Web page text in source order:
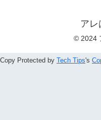
アレ
© 2024
Copy Protected by Tech Tips's